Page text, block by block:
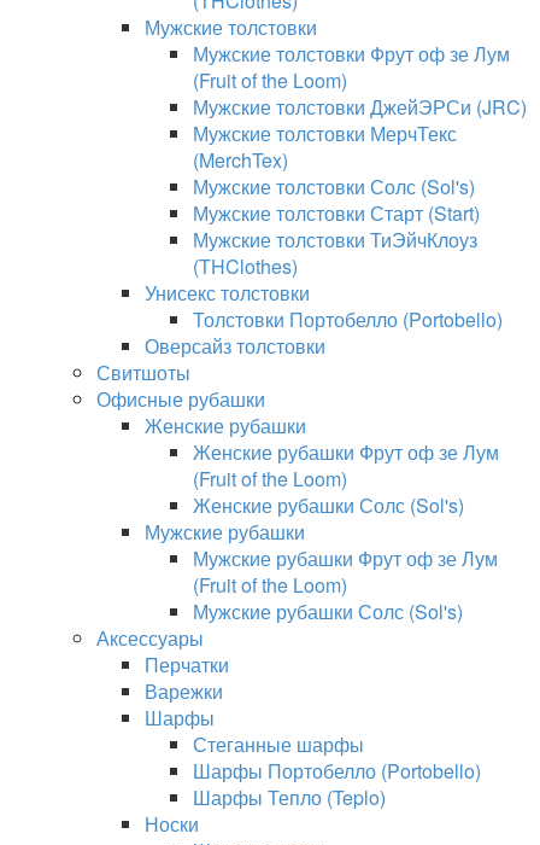
Мужские толстовки
Мужские толстовки Фрут оф зе Лум
(Fruit of the Loom)
Мужские толстовки ДжейЭРСи (JRC)
Мужские толстовки МерчТекс
(MerchTex)
Мужские толстовки Солс (Sol's)
Мужские толстовки Старт (Start)
Мужские толстовки ТиЭйчКлоуз
(THClothes)
Унисекс толстовки
Толстовки Портобелло (Portobello)
Оверсайз толстовки
Свитшоты
Офисные рубашки
Женские рубашки
Женские рубашки Фрут оф зе Лум
(Fruit of the Loom)
Женские рубашки Солс (Sol's)
Мужские рубашки
Мужские рубашки Фрут оф зе Лум
(Fruit of the Loom)
Мужские рубашки Солс (Sol's)
Аксессуары
Перчатки
Варежки
Шарфы
Стеганные шарфы
Шарфы Портобелло (Portobello)
Шарфы Тепло (Teplo)
Носки